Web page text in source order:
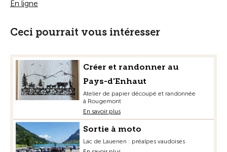
En ligne
Ceci pourrait vous intéresser
Créer et randonner au
Pays-d'Enhaut
Atelier de papier découpé et randonnée
à Rougemont
En savoir plus
Sortie à moto
Lac de Lauenen : préalpes vaudoises